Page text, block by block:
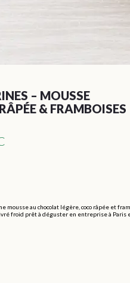
– MOUSSE
& FRAMBOISES
mousse au chocolat légère, coco râpée et
froid prêt à déguster en entreprise à Paris